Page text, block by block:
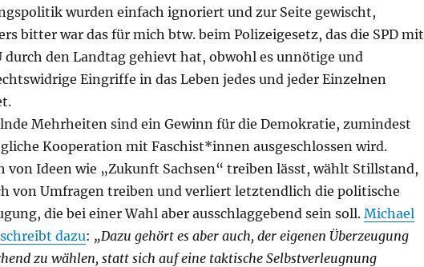
wurden einfach ignoriert und zur Seite gewischt,
bitter war das für mich btw. beim Polizeigesetz, das die SPD mit
durch den Landtag gehievt hat, obwohl es unnötige und
Eingriffe in das Leben jedes und jeder Einzelnen
Mehrheiten sind ein Gewinn für die Demokratie, zumindest
Kooperation mit Faschist*innen ausgeschlossen wird.
von Ideen wie „Zukunft Sachsen“ treiben lässt, wählt Stillstand,
von Umfragen treiben und verliert letztendlich die politische
die bei einer Wahl aber ausschlaggebend sein soll. Michael
dazu: „Dazu gehört es aber auch, der eigenen Überzeugung
zu wählen, statt sich auf eine taktische Selbstverleugnung